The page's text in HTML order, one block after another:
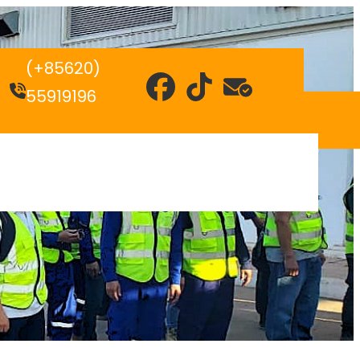
(+85620)
55919196